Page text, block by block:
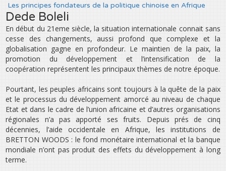
Les principes fondateurs de la politique chinoise en Afrique
Dede Boleli
En début du 21eme siècle, la situation internationale connait sans
cesse des changements, aussi profond que complexe et la
globalisation gagne en profondeur. Le maintien de la paix, la
promotion du développement et l’intensification de la
coopération représentent les principaux thèmes de notre époque.
Pourtant, les peuples africains sont toujours à la quête de la paix
et le processus du développement amorcé au niveau de chaque
Etat et dans le cadre de l’union africaine et d’autres organisations
régionales n’a pas apporté ses fruits. Depuis prés de cinq
décennies, l’aide occidentale en Afrique, les institutions de
BRETTON WOODS : le fond monétaire international et la banque
mondiale n’ont pas produit des effets du développement à long
terme.